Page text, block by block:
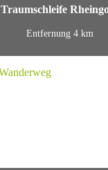
Traumschleife
Entfernung 4 km